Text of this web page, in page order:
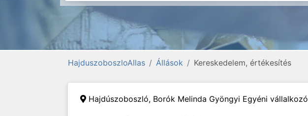
HajduszoboszloAllas Állások Kereskedelem, értékesítés
Hajdúszoboszló, Borók Melinda Gyöngyi Egyéni vállalkozó